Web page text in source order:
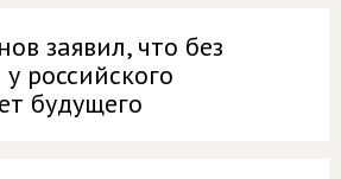
заявил, что без
российского
будущего